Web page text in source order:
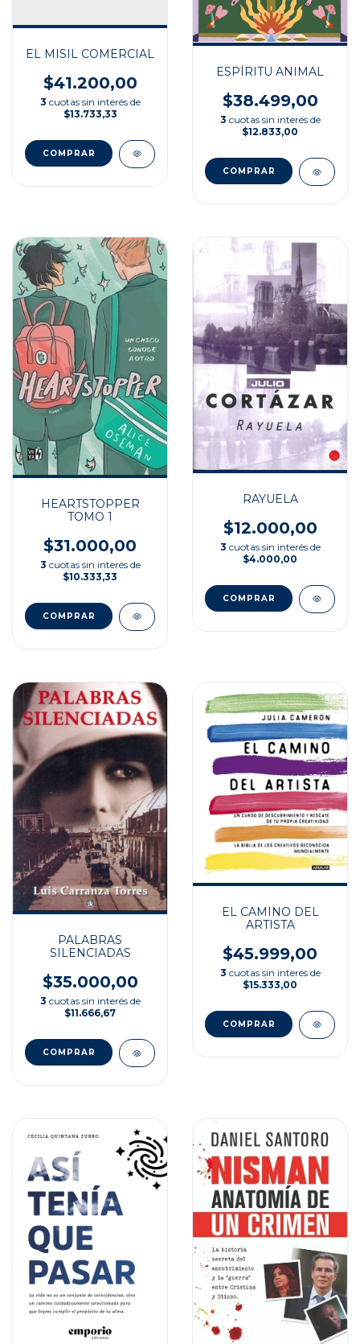
EL MISIL COMERCIAL
$41.200,00
3 cuotas sin interés de
$13.733,33
ESPÍRITU ANIMAL
$38.499,00
3 cuotas sin interés de
$12.833,00
HEARTSTOPPER
TOMO 1
$31.000,00
3 cuotas sin interés de
$10.333,33
RAYUELA
$12.000,00
3 cuotas sin interés de
$4.000,00
PALABRAS
SILENCIADAS
$35.000,00
3 cuotas sin interés de
$11.666,67
EL CAMINO DEL
ARTISTA
$45.999,00
3 cuotas sin interés de
$15.333,00